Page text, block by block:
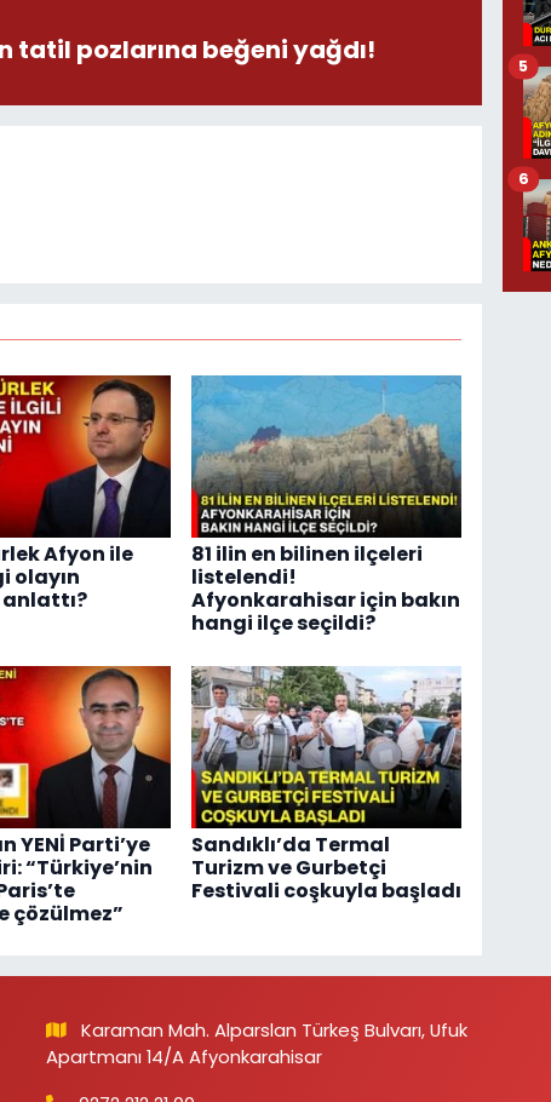
tatil pozlarına beğeni yağdı!
Afyon ile
olayın
81 ilin en bilinen ilçeleri
listelendi!
Afyonkarahisar için bakın
hangi ilçe seçildi?
YENİ Parti’ye
“Türkiye’nin
çözülmez”
Sandıklı’da Termal
Turizm ve Gurbetçi
Festivali coşkuyla başladı
5
6
Karaman Mah. Alparslan Türkeş Bulvarı, Ufuk
Apartmanı 14/A Afyonkarahisar